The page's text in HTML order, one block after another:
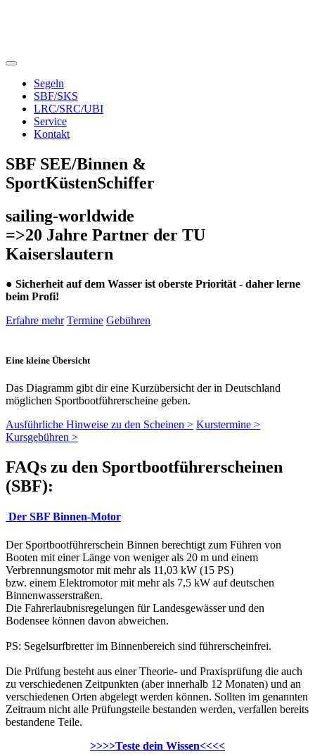
Segeln
SBF/SKS
LRC/SRC/UBI
Service
Kontakt
SBF SEE/Binnen &
SportKüstenSchiffer
sailing-worldwide
=>20 Jahre Partner der TU
Kaiserslautern
● Sicherheit auf dem Wasser ist oberste Priorität - daher lerne
beim Profi!
Erfahre mehr Termine Gebühren
Eine kleine Übersicht
Das Diagramm gibt dir eine Kurzübersicht der in Deutschland
möglichen Sportbootführerscheine geben.
Ausführliche Hinweise zu den Scheinen > Kurstermine >
Kursgebühren >
FAQs zu den Sportbootführerscheinen
(SBF):
Der SBF Binnen-Motor
Der Sportbootführerschein Binnen berechtigt zum Führen von
Booten mit einer Länge von weniger als 20 m und einem
Verbrennungsmotor mit mehr als 11,03 kW (15 PS)
bzw. einem Elektromotor mit mehr als 7,5 kW auf deutschen
Binnenwasserstraßen.
Die Fahrerlaubnisregelungen für Landesgewässer und den
Bodensee können davon abweichen.
PS: Segelsurfbretter im Binnenbereich sind führerscheinfrei.
Die Prüfung besteht aus einer Theorie- und Praxisprüfung die auch
zu verschiedenen Zeitpunkten (aber innerhalb 12 Monaten) und an
verschiedenen Orten abgelegt werden können. Sollten im genannten
Zeitraum nicht alle Prüfungsteile bestanden werden, verfallen bereits
bestandene Teile.
>>>>Teste dein Wissen<<<<